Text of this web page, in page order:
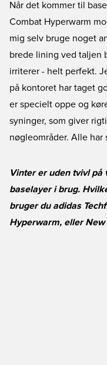
Når det kommer til
Combat Hyperwarm
mig selv bruge noget
brede lining ved taljen
irriterer - helt perfekt.
på kontoret har taget
er specielt oppe og
syninger, som giver
nøgleområder. Alle har
Vinter er uden tvivl på
baselayer i brug.
bruger du adidas
Hyperwarm, eller New